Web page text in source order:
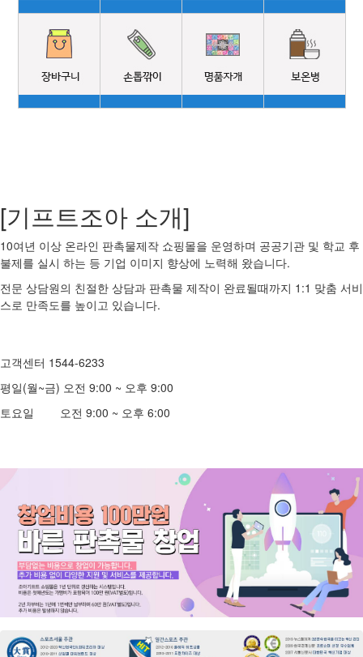
[기프트조아 소개]
10여년 이상 온라인 판촉물제작 쇼핑몰을 운영하며 공공기관 및 학교 후
불제를 실시 하는 등 기업 이미지 향상에 노력해 왔습니다.
전문 상담원의 친절한 상담과 판촉물 제작이 완료될때까지 1:1 맞춤 서비
스로 만족도를 높이고 있습니다.
고객센터 1544-6233
평일(월~금) 오전 9:00 ~ 오후 9:00
토요일 오전 9:00 ~ 오후 6:00